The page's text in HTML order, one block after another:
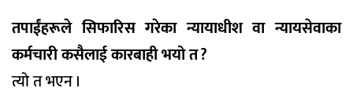
तपाईंहरूले सिफारिस गरेका न्यायाधीश वा न्यायसेवाका
कर्मचारी कसैलाई कारबाही भयो त ?
त्यो त भएन ।